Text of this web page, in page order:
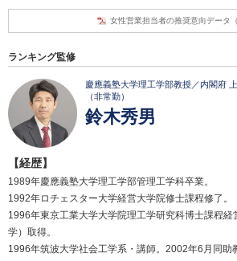
女性営業担当者の推奨意向データ（
ランキング監修
慶應義塾大学理工学部教授／内閣府
（非常勤）
鈴木秀男
【経歴】
1989年慶應義塾大学理工学部管理工学科卒業。
1992年ロチェスター大学経営大学院修士課程修了。
1996年東京工業大学大学院理工学研究科博士課程経
学）取得。
1996年筑波大学社会工学系・講師。2002年6月同助